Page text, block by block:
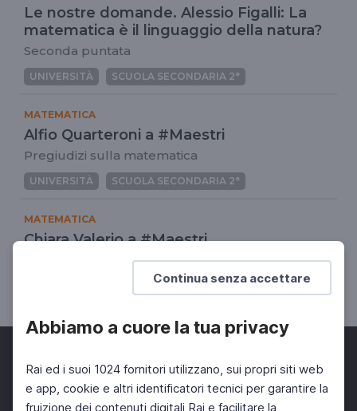
Continua senza accettare
Abbiamo a cuore la tua privacy
Rai ed i suoi 1024 fornitori utilizzano, sui propri siti web
e app, cookie e altri identificatori tecnici per garantire la
fruizione dei contenuti digitali Rai e facilitare la
Le nostre domande. Alessio Figalli: La
matematica è il linguaggio della natura?
Seconda puntata
UNIVERSITÀ SCUOLA SECONDARIA 2°
MATEMATICA
Alfio Quarteroni a #Maestri
Pregiudizi sulla matematica
UNIVERSITÀ SCUOLA SECONDARIA 2°
MATEMATICA
Chiara Valerio a #Maestri
La matematica è politica
SCUOLA SECONDARIA 2°
Facebook Twitter Instagram